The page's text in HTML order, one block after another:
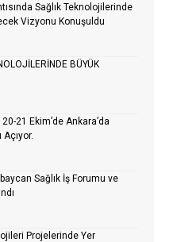
Sağlık Teknolojilerinde
Vizyonu Konuşuldu
BÜYÜK
21 Ekim’de Ankara’da
Sağlık İş Forumu ve
Projelerinde Yer